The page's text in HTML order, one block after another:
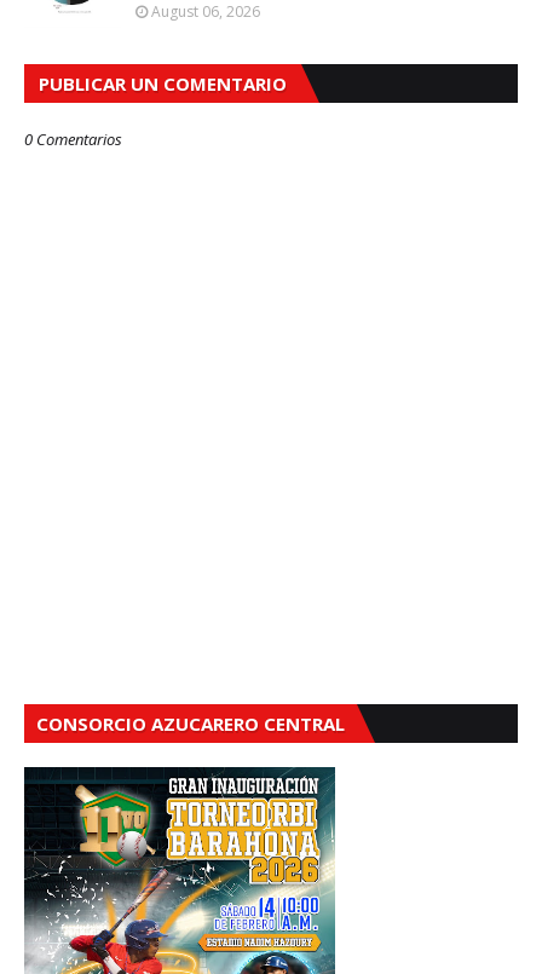
August 06, 2026
PUBLICAR UN COMENTARIO
0 Comentarios
CONSORCIO AZUCARERO CENTRAL